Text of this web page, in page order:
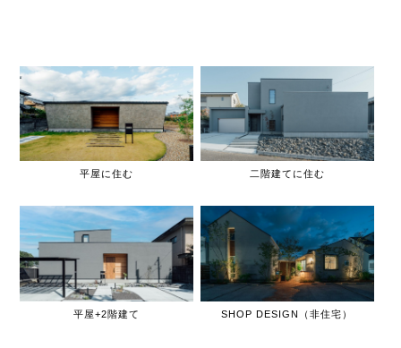
平屋に住む 二階建てに住む
平屋+2階建て SHOP DESIGN（非住宅）